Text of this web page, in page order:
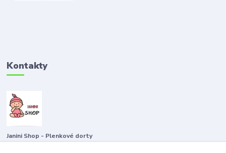
Kontakty
Janini Shop - Plenkové dorty